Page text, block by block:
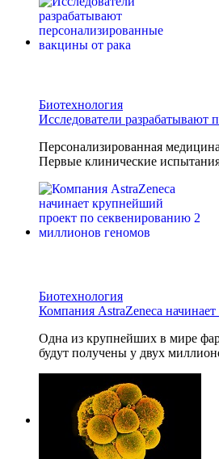
Биотехнология
Исследователи разрабатывают
Персонализированная
Первые клинические
Биотехнология
Компания AstraZeneca
Одна из крупнейших в мире
будут получены у двух